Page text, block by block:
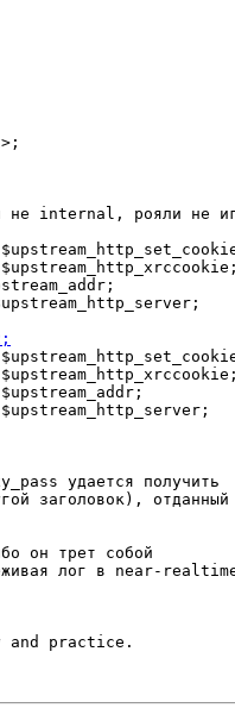
удается получить
заголовок), отданный
он трет собой
лог в near-
and practice.